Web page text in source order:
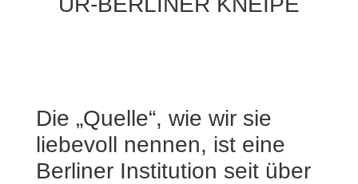
Die „Quelle“, wie wir sie
liebevoll nennen, ist eine
Berliner Institution seit über